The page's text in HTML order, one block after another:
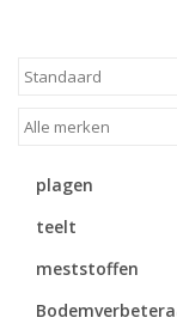
Bodemverbeteraars
Monitoring
Brimex kaarten
plagen
teelt
meststoffen